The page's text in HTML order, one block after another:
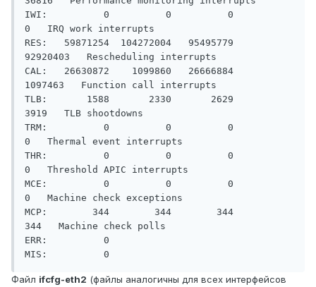
IWI:          0          0          0
0   IRQ work interrupts
RES:   59871254  104272004   95495779
92920403   Rescheduling interrupts
CAL:   26630872    1099860   26666884
1097463   Function call interrupts
TLB:       1588       2330       2629
3919   TLB shootdowns
TRM:          0          0          0
0   Thermal event interrupts
THR:          0          0          0
0   Threshold APIC interrupts
MCE:          0          0          0
0   Machine check exceptions
MCP:        344        344        344
344   Machine check polls
ERR:          0
Файл ifcfg-eth2 (файлы аналогичны для всех интерфейсов